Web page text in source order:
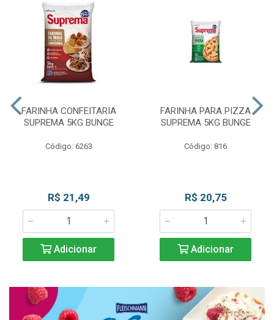
FARINHA CONFEITARIA
SUPREMA 5KG BUNGE
Código: 6263
R$ 21,49
Adicionar
FARINHA PARA PIZZA
SUPREMA 5KG BUNGE
Código: 816
R$ 20,75
Adicionar